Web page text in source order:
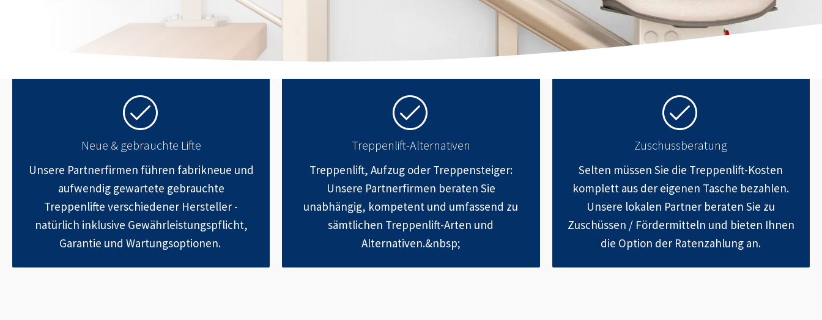
Neue & gebrauchte Lifte
Unsere Partnerfirmen führen fabrikneue und
aufwendig gewartete gebrauchte
Treppenlifte verschiedener Hersteller -
natürlich inklusive Gewährleistungspflicht,
Garantie und Wartungsoptionen.
Treppenlift-Alternativen
Treppenlift, Aufzug oder Treppensteiger:
Unsere Partnerfirmen beraten Sie
unabhängig, kompetent und umfassend zu
sämtlichen Treppenlift-Arten und
Alternativen.&nbsp;
Zuschussberatung
Selten müssen Sie die Treppenlift-Kosten
komplett aus der eigenen Tasche bezahlen.
Unsere lokalen Partner beraten Sie zu
Zuschüssen / Fördermitteln und bieten Ihnen
die Option der Ratenzahlung an.